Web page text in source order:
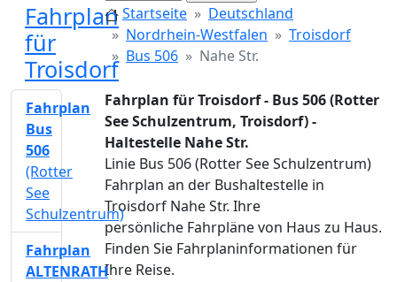
Fahrplan
für
Troisdorf
Startseite
Deutschland
Nordrhein-Westfalen
Troisdorf
Bus 506
Nahe Str.
Fahrplan für Troisdorf - Bus 506 (Rotter
See Schulzentrum, Troisdorf) -
Haltestelle Nahe Str.
Linie Bus 506 (Rotter See Schulzentrum)
Fahrplan an der Bushaltestelle in
Troisdorf Nahe Str. Ihre
persönliche Fahrpläne von Haus zu Haus.
Finden Sie Fahrplaninformationen für
Ihre Reise.
Fahrplan
Bus
506
(Rotter
See
Schulzentrum)
Fahrplan
ALTENRATH